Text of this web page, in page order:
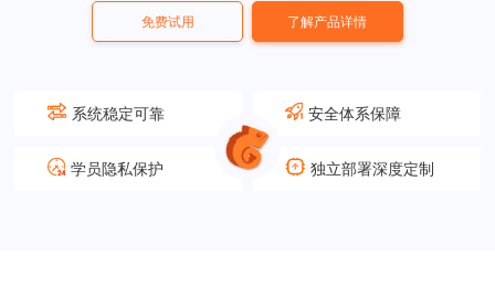
免费试用 了解产品详情
系统稳定可靠 安全体系保障
学员隐私保护 独立部署深度定制